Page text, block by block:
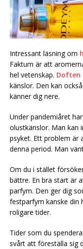
Intressant läsning om
Faktum är att
hel vetenskap. Doften
känslor. Den kan
känner dig nere.
Under pandemiåret
olustkänslor. Man kan
psyket. Ett problem är
denna period. Man
Om du i stället
bättre. En bra start är
parfym. Den ger dig
festparfym kanske din
roligare tider.
Tider som du
svårt att föreställa sig